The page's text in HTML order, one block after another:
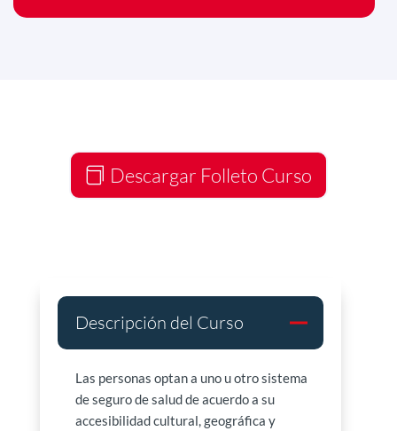
Descargar Folleto Curso
Descripción del Curso
Las personas optan a uno u otro sistema
de seguro de salud de acuerdo a su
accesibilidad cultural, geográfica y